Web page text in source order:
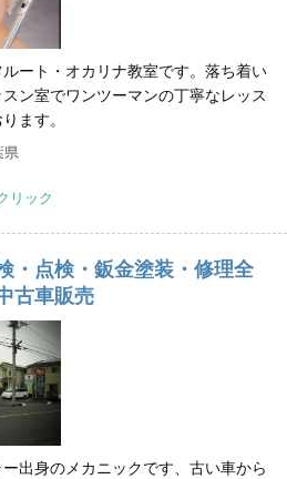
ート・オカリナ教室です。落ち着い
ン室でワンツーマンの丁寧なレッス
ます。
県
リック
・点検・鈑金塗装・修理全
古車販売
出身のメカニックです、古い車から